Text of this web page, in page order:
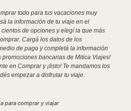
todo para tus vacaciones muy
la información de tu viaje en el
de opciones y elegí la que más
Cargá los datos de los
de pago y completá la información
promociones bancarias de Mitica Viajes!
en Comprar y ¡listo! Te mandamos los
empezar a disfrutar tu viaje.
para comprar y viajar